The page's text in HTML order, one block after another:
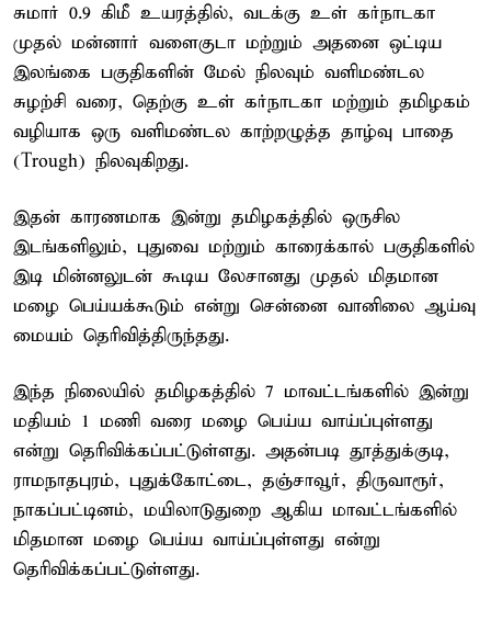
சுமார் 0.9 கிமீ உயரத்தில், வடக்கு உள் கர்நாடகா
முதல் மன்னார் வளைகுடா மற்றும் அதனை ஒட்டிய
இலங்கை பகுதிகளின் மேல் நிலவும் வளிமண்டல
சுழற்சி வரை, தெற்கு உள் கர்நாடகா மற்றும் தமிழகம்
வழியாக ஒரு வளிமண்டல காற்றழுத்த தாழ்வு பாதை
(Trough) நிலவுகிறது.
இதன் காரணமாக இன்று தமிழகத்தில் ஒருசில
இடங்களிலும், புதுவை மற்றும் காரைக்கால் பகுதிகளில்
இடி மின்னலுடன் கூடிய லேசானது முதல் மிதமான
மழை பெய்யக்கூடும் என்று சென்னை வானிலை ஆய்வு
மையம் தெரிவித்திருந்தது.
இந்த நிலையில் தமிழகத்தில் 7 மாவட்டங்களில் இன்று
மதியம் 1 மணி வரை மழை பெய்ய வாய்ப்புள்ளது
என்று தெரிவிக்கப்பட்டுள்ளது. அதன்படி தூத்துக்குடி,
ராமநாதபுரம், புதுக்கோட்டை, தஞ்சாவூர், திருவாரூர்,
நாகப்பட்டினம், மயிலாடுதுறை ஆகிய மாவட்டங்களில்
மிதமான மழை பெய்ய வாய்ப்புள்ளது என்று
தெரிவிக்கப்பட்டுள்ளது.